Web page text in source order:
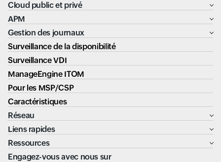
Cloud public et privé
APM
Gestion des journaux
Surveillance de la disponibilité
Surveillance VDI
ManageEngine ITOM
Pour les MSP/CSP
Caractéristiques
Réseau
Liens rapides
Ressources
Engagez-vous avec nous sur